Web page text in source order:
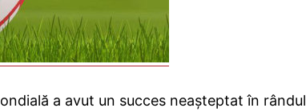
a avut un succes neaşteptat în rândul